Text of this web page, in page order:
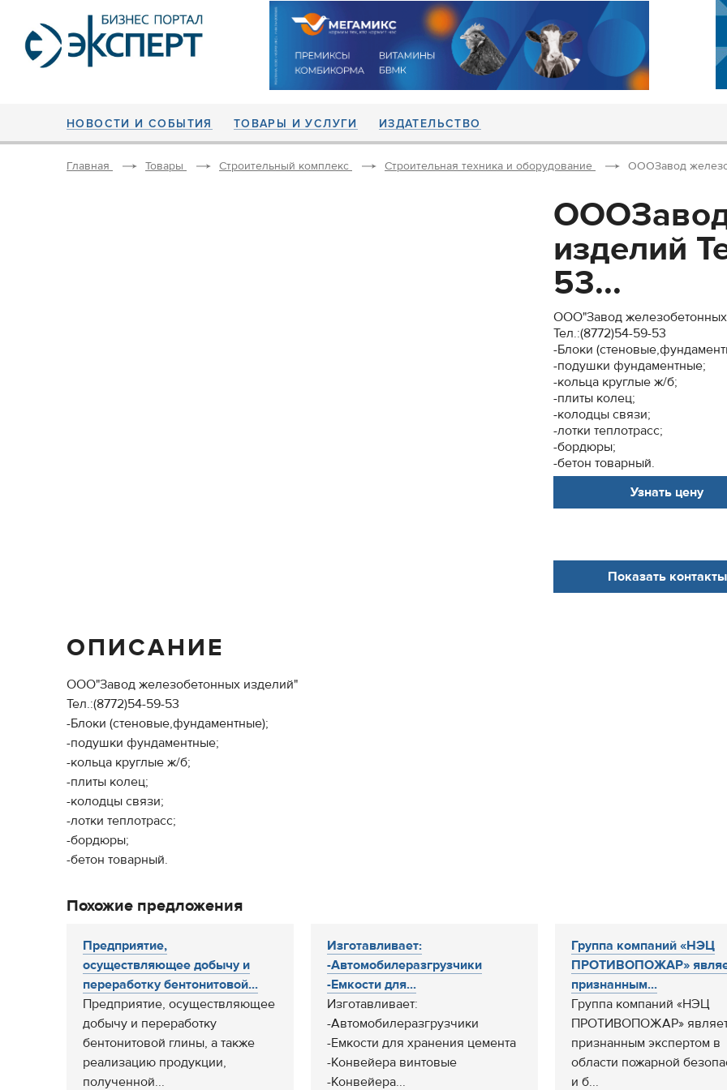
НОВОСТИ И СОБЫТИЯ ТОВАРЫ И УСЛУГИ ИЗДАТЕЛЬСТВО
Главная Товары Строительный комплекс Строительная техника и оборудование ОООЗавод
изделий
53...
ООО"Завод
Тел.:(8772)54-59-53
-Блоки
-подушки фундаментные;
-кольца круглые ж/б;
-плиты колец;
-колодцы связи;
-лотки теплотрасс;
-бордюры;
-бетон товарный.
Узнать цену
Показать контакты
ОПИСАНИЕ
ООО"Завод железобетонных изделий"
Тел.:(8772)54-59-53
-Блоки (стеновые,фундаментные);
-подушки фундаментные;
-кольца круглые ж/б;
-плиты колец;
-колодцы связи;
-лотки теплотрасс;
-бордюры;
-бетон товарный.
Похожие предложения
Предприятие,
осуществляющее добычу и
переработку бентонитовой...
Предприятие, осуществляющее
добычу и переработку
бентонитовой глины, а также
реализацию продукции,
полученной...
Изготавливает:
-Автомобилеразгрузчики
-Емкости для...
Изготавливает:
-Автомобилеразгрузчики
-Емкости для хранения цемента
-Конвейера винтовые
-Конвейера...
Группа компаний «НЭЦ
ПРОТИВОПОЖАР»
признанным...
Группа компаний «НЭЦ
ПРОТИВОПОЖАР»
признанным экспертом в
области пожарной
и б...